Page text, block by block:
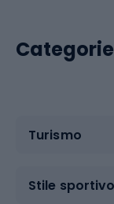
Turismo
Stile sportivo